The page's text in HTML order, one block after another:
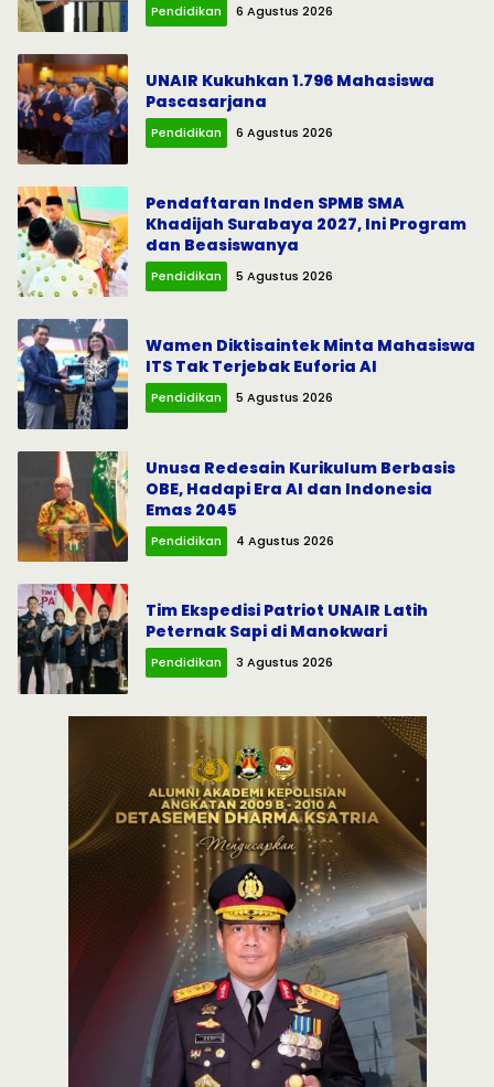
Pendidikan 6 Agustus 2026
UNAIR Kukuhkan 1.796 Mahasiswa
Pascasarjana
Pendidikan 6 Agustus 2026
Pendaftaran Inden SPMB SMA
Khadijah Surabaya 2027, Ini Program
dan Beasiswanya
Pendidikan 5 Agustus 2026
Wamen Diktisaintek Minta Mahasiswa
ITS Tak Terjebak Euforia AI
Pendidikan 5 Agustus 2026
Unusa Redesain Kurikulum Berbasis
OBE, Hadapi Era AI dan Indonesia
Emas 2045
Pendidikan 4 Agustus 2026
Tim Ekspedisi Patriot UNAIR Latih
Peternak Sapi di Manokwari
Pendidikan 3 Agustus 2026